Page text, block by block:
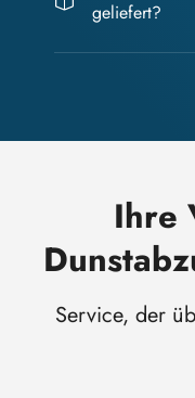
geliefert?
Ihre
Service, der